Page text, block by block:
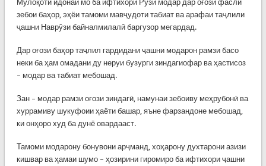
Мулоқоти идонаи мо ба ифтихори Рӯзи модар дар оғози фасли
зебои баҳор, эҳёи тамоми мавҷудоти табиат ва арафаи таҷлили
ҷашни Наврӯзи байналмилалӣ баргузор мегардад.
Дар оғози баҳор таҷлил гардидани ҷашни модарон рамзи басо
неки ба ҳам омадани ду неруи бузурги зиндагиофар ва ҳастисоз
– модар ва табиат мебошад.
Зан – модар рамзи оғози зиндагӣ, намунаи зебоиву меҳрубонӣ ва
хуррамиву шукуфоии ҳаёти башар, яъне фарзандоне мебошад,
ки онҳоро худ ба дунё овардааст.
Тамоми модарону бонувони арҷманд, хоҳарону духтарони азизи
кишвар ва ҳамаи шумо – ҳозирини гиромиро ба ифтихори ҷашни